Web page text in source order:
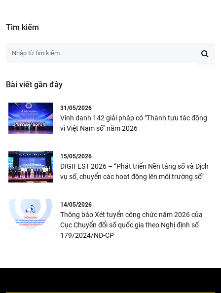
Tìm kiếm
Bài viết gần đây
31/05/2026
Vinh danh 142 giải pháp có "Thành tựu tác động
vì Việt Nam số" năm 2026
15/05/2026
DIGIFEST 2026 – “Phát triển Nền tảng số và Dịch
vụ số, chuyển các hoạt động lên môi trường số”
14/05/2026
Thông báo Xét tuyển công chức năm 2026 của
Cục Chuyển đổi số quốc gia theo Nghị định số
179/2024/NĐ-CP